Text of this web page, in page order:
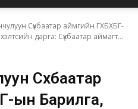
Сүхбаатар аймгийн ГХБХБГ-
дарга: Сүхбаатар аймагт...
Сүхбаатар
ын Барилга,